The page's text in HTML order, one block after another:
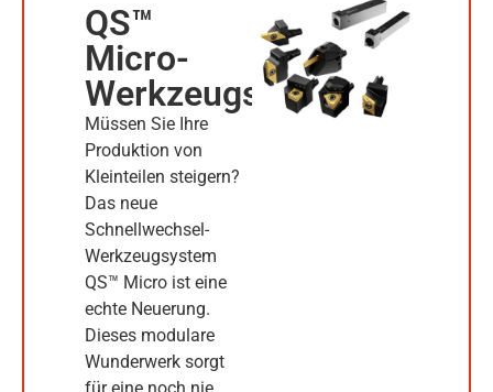
QS™
Micro-
Werkzeugsystem
Müssen Sie Ihre
Produktion von
Kleinteilen steigern?
Das neue
Schnellwechsel-
Werkzeugsystem
QS™ Micro ist eine
echte Neuerung.
Dieses modulare
Wunderwerk sorgt